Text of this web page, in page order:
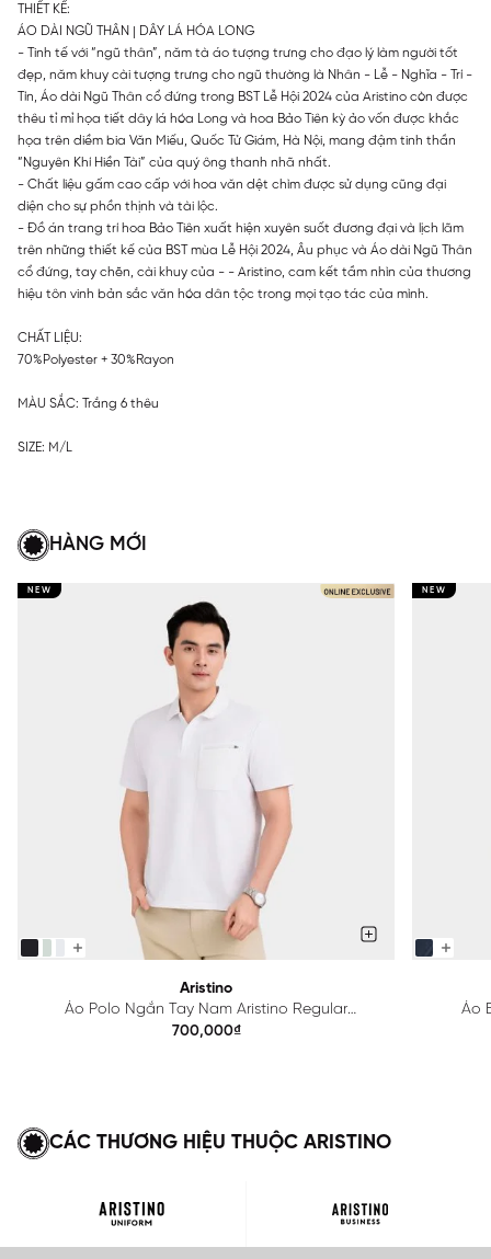
THIẾT KẾ:
ÁO DÀI NGŨ THÂN | DÂY LÁ HÓA LONG
- Tinh tế với “ngũ thân”, năm tà áo tượng trưng cho đạo lý làm người tốt
đẹp, năm khuy cài tượng trưng cho ngũ thường là Nhân - Lễ - Nghĩa - Trí -
Tín, Áo dài Ngũ Thân cổ đứng trong BST Lễ Hội 2024 của Aristino còn được
thêu tỉ mỉ họa tiết dây lá hóa Long và hoa Bảo Tiên kỳ ảo vốn được khắc
họa trên diềm bia Văn Miếu, Quốc Tử Giám, Hà Nội, mang đậm tinh thần
“Nguyên Khí Hiền Tài” của quý ông thanh nhã nhất.
- Chất liệu gấm cao cấp với hoa văn dệt chìm được sử dụng cũng đại
diện cho sự phồn thịnh và tài lộc.
- Đồ án trang trí hoa Bảo Tiên xuất hiện xuyên suốt đương đại và lịch lãm
trên những thiết kế của BST mùa Lễ Hội 2024, Âu phục và Áo dài Ngũ Thân
cổ đứng, tay chẽn, cài khuy của - - Aristino, cam kết tầm nhìn của thương
hiệu tôn vinh bản sắc văn hóa dân tộc trong mọi tạo tác của mình.
CHẤT LIỆU:
70%Polyester + 30%Rayon
MÀU SẮC: Trắng 6 thêu
SIZE: M/L
HÀNG MỚI
NEW
Aristino
Áo Polo Ngắn Tay Nam Aristino Regular
APS615EDP01
700,000₫
NEW
Áo
CÁC THƯƠNG HIỆU THUỘC ARISTINO